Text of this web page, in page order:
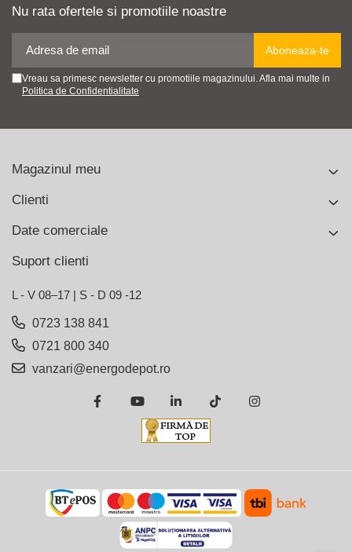
Nu rata ofertele si promotiile noastre
Vreau sa primesc newsletter cu promotiile magazinului. Afla mai multe in
Politica de Confidentialitate
Magazinul meu
Clienti
Date comerciale
Suport clienti
L - V 08–17 | S - D 09 -12
0723 138 841
0721 800 340
vanzari@energodepot.ro